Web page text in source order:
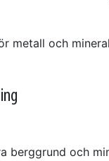
metall och
berggrund och